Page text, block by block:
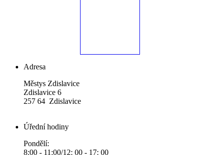
Adresa
Městys Zdislavice
Zdislavice 6
257 64 Zdislavice
Úřední hodiny
Pondělí:
8:00 - 11:00/12: 00 - 17: 00